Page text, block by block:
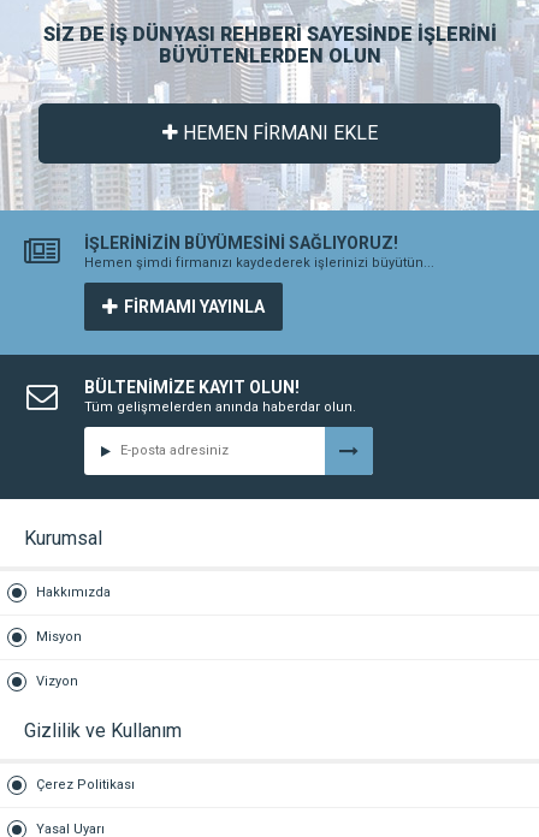
SİZ DE İŞ DÜNYASI REHBERİ SAYESİNDE İŞLERİNİ
BÜYÜTENLERDEN OLUN
HEMEN FİRMANI EKLE
İŞLERİNİZİN BÜYÜMESİNİ SAĞLIYORUZ!
Hemen şimdi firmanızı kaydederek işlerinizi büyütün...
FİRMAMI YAYINLA
BÜLTENİMİZE KAYIT OLUN!
Tüm gelişmelerden anında haberdar olun.
Kurumsal
Hakkımızda
Misyon
Vizyon
Gizlilik ve Kullanım
Çerez Politikası
Yasal Uyarı